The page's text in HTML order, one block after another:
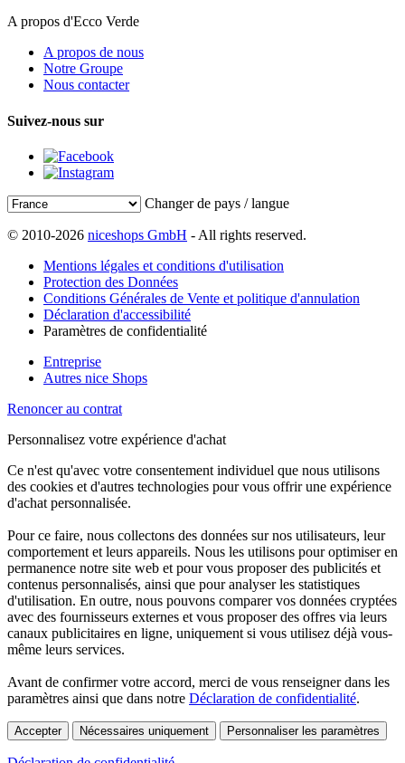
A propos d'Ecco Verde
A propos de nous
Notre Groupe
Nous contacter
Suivez-nous sur
Changer de pays / langue
© 2010-2026 niceshops GmbH - All rights reserved.
Mentions légales et conditions d'utilisation
Protection des Données
Conditions Générales de Vente et politique d'annulation
Déclaration d'accessibilité
Paramètres de confidentialité
Entreprise
Autres nice Shops
Renoncer au contrat
Personnalisez votre expérience d'achat
Ce n'est qu'avec votre consentement individuel que nous utilisons
des cookies et d'autres technologies pour vous offrir une expérience
d'achat personnalisée.
Pour ce faire, nous collectons des données sur nos utilisateurs, leur
comportement et leurs appareils. Nous les utilisons pour optimiser en
permanence notre site web et pour vous proposer des publicités et
contenus personnalisés, ainsi que pour analyser les statistiques
d'utilisation. En outre, nous pouvons comparer vos données cryptées
avec des fournisseurs externes et vous proposer des offres via leurs
canaux publicitaires en ligne, uniquement si vous utilisez déjà vous-
même leurs services.
Avant de confirmer votre accord, merci de vous renseigner dans les
paramètres ainsi que dans notre Déclaration de confidentialité.
Accepter Nécessaires uniquement Personnaliser les paramètres